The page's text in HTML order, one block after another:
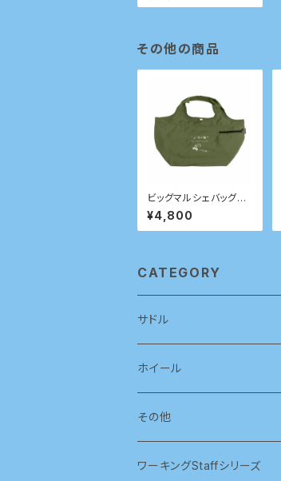
その他の商品
ビッグマルシェバッグ
(カーキ)
¥4,800
CATEGORY
サドル
ホイール
その他
ワーキングStaffシリーズ